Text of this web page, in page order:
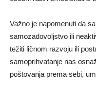
Važno je napomenuti da
samozadovoljstvo ili
težiti ličnom razvoju ili
samoprihvatanje nas
poštovanja prema sebi,